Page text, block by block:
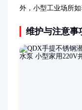
外，小型工业场所
维护与注意事